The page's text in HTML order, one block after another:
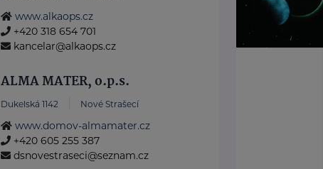
www.alkaops.cz
+420 318 654 701
kancelar@alkaops.cz
ALMA MATER, o.p.s.
Dukelská 1142 Nové Strašecí
www.domov-almamater.cz
+420 605 255 387
dsnovestraseci@seznam.cz